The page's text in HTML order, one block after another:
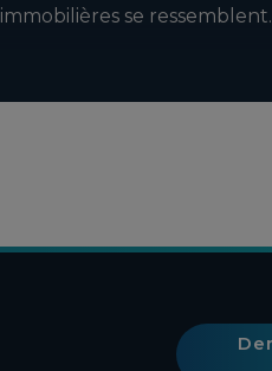
immobilières se ressemblent.